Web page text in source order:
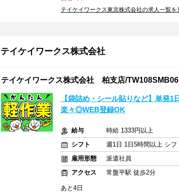
テイケイワークス東京株式会社の求人一覧を
テイケイワークス株式会社
テイケイワークス株式会社 柏支店/
【袋詰め・シール貼りなど】単発
楽々◎WEB登録OK
給与
時給 1333円以上
シフト
週1日 1日5時間以上 シ
雇用形態
派遣社員
アクセス
常盤平駅 徒歩2分
あと4日